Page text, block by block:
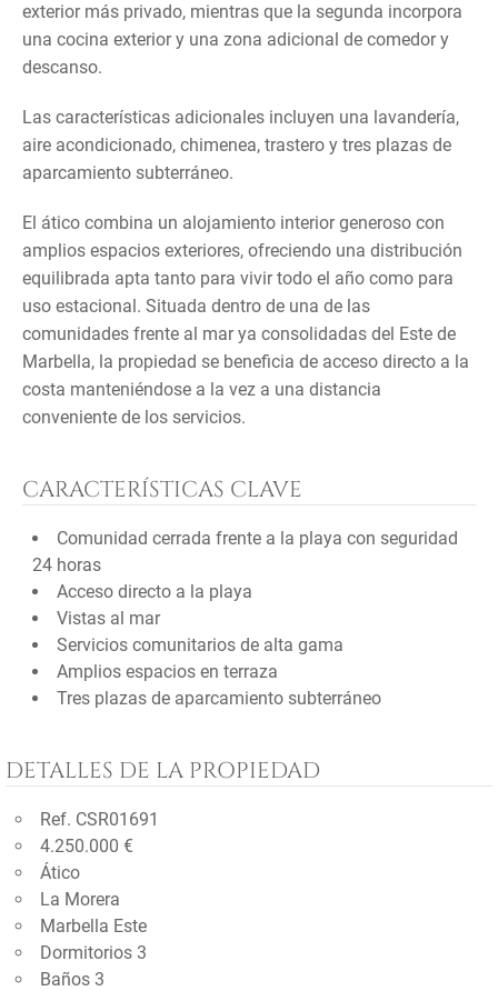
exterior más privado, mientras que la segunda incorpora
una cocina exterior y una zona adicional de comedor y
descanso.
Las características adicionales incluyen una lavandería,
aire acondicionado, chimenea, trastero y tres plazas de
aparcamiento subterráneo.
El ático combina un alojamiento interior generoso con
amplios espacios exteriores, ofreciendo una distribución
equilibrada apta tanto para vivir todo el año como para
uso estacional. Situada dentro de una de las
comunidades frente al mar ya consolidadas del Este de
Marbella, la propiedad se beneficia de acceso directo a la
costa manteniéndose a la vez a una distancia
conveniente de los servicios.
CARACTERÍSTICAS CLAVE
Comunidad cerrada frente a la playa con seguridad
24 horas
Acceso directo a la playa
Vistas al mar
Servicios comunitarios de alta gama
Amplios espacios en terraza
Tres plazas de aparcamiento subterráneo
DETALLES DE LA PROPIEDAD
Ref. CSR01691
4.250.000 €
Ático
La Morera
Marbella Este
Dormitorios 3
Baños 3